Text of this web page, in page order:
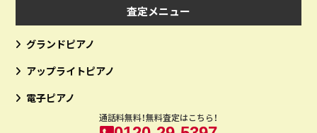
査定メニュー
グランドピアノ
アップライトピアノ
電子ピアノ
通話料無料！無料査定はこちら！